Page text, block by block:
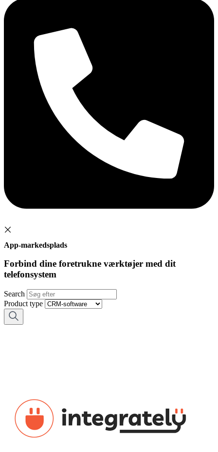
App-markedsplads
Forbind dine foretrukne værktøjer med dit
telefonsystem
Search
Product type